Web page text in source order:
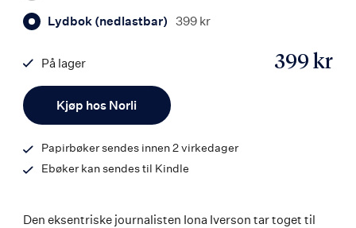
Lydbok (nedlastbar) 399 kr
Kjøp hos Norli
399 kr
På lager
9788203395918
Papirbøker sendes innen 2 virkedager
Ebøker kan sendes til Kindle
Den eksentriske journalisten Iona Iverson tar toget til